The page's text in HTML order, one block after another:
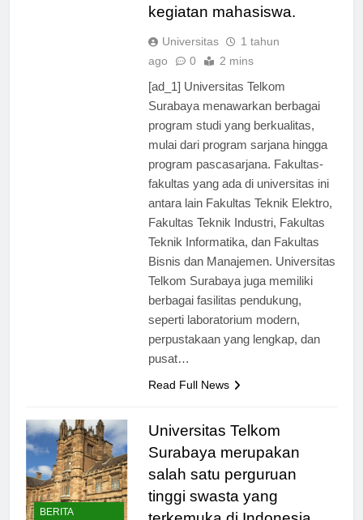
lengkap, dan pusat
kegiatan mahasiswa.
Universitas
1 tahun
[ad_1] Universitas Telkom
Surabaya menawarkan berbagai
program studi yang berkualitas,
mulai dari program sarjana hingga
program pascasarjana. Fakultas-
fakultas yang ada di universitas ini
antara lain Fakultas Teknik Elektro,
Fakultas Teknik Industri, Fakultas
Teknik Informatika, dan Fakultas
Bisnis dan Manajemen. Universitas
Telkom Surabaya juga memiliki
berbagai fasilitas pendukung,
seperti laboratorium modern,
perpustakaan yang lengkap, dan
Universitas Telkom
Surabaya merupakan
salah satu perguruan
tinggi swasta yang